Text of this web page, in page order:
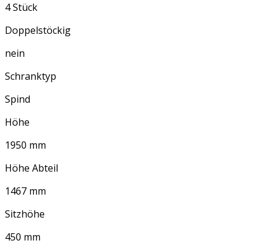
4 Stück
Doppelstöckig
nein
Schranktyp
Spind
Höhe
1950 mm
Höhe Abteil
1467 mm
Sitzhöhe
450 mm